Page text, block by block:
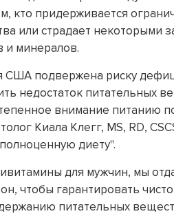
кто придерживается
или страдает
и минералов.
США подвержена риску
недостаток питательных
внимание питанию
Киала Клегг, MS, RD,
диету".
для мужчин, мы
чтобы гарантировать
питательных